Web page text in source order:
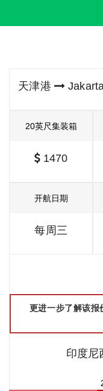
天津港
20英尺集装箱
1470
开航日期
每周三
更进一步了解该报
印度尼